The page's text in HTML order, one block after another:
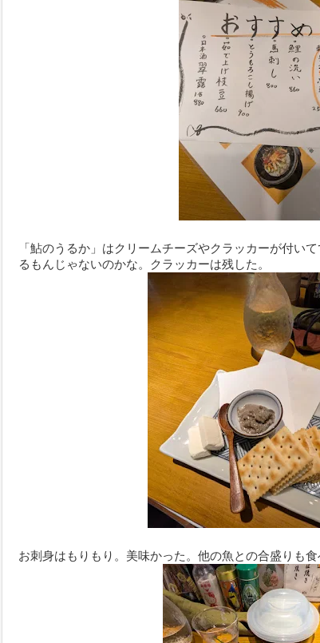
「鮎のうるか」はクリームチーズやクラッカーが付い
るもんじゃないのかな。クラッカーは残した。
お刺身はもりもり。美味かった。他の魚との合盛りも